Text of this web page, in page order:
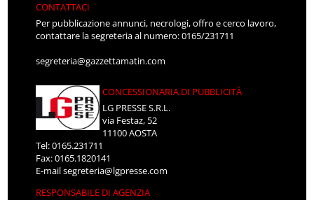
CONTATTACI
Per pubblicazione annunci, necrologi, offro e cerco lavoro,
contattare la segreteria al numero: 0165/231711
segreteria@gazzettamatin.com
CONCESSIONARIA DI PUBBLICITÀ
LG PRESSE S.R.L.
via Festaz, 52
11100 AOSTA
Tel: 0165.231711
Fax: 0165.1820141
E-mailsegreteria@lgpresse.com
RESPONSABILE DI AGENZIA